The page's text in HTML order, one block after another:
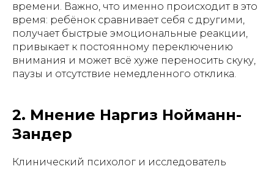
времени. Важно, что именно происходит в это
время: ребёнок сравнивает себя с другими,
получает быстрые эмоциональные реакции,
привыкает к постоянному переключению
внимания и может всё хуже переносить скуку,
паузы и отсутствие немедленного отклика.
2. Мнение Наргиз Нойманн-
Зандер
Клинический психолог и исследователь